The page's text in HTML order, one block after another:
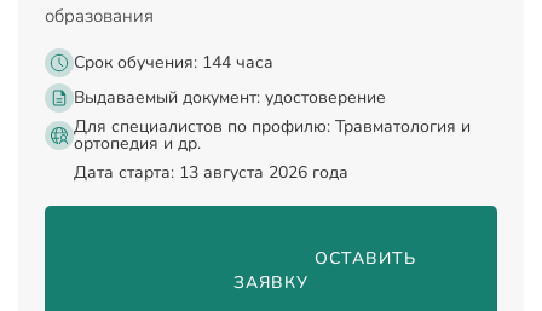
образования
Срок обучения: 144 часа
Выдаваемый документ: удостоверение
Для специалистов по профилю: Травматология и
ортопедия и др.
Дата старта: 13 августа 2026 года
                                ОСТАВИТЬ
ЗАЯВКУ